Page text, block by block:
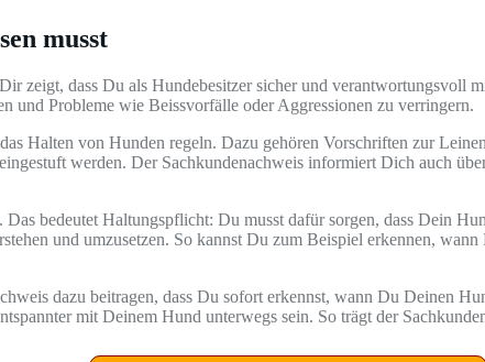
musst
zeigt, dass Du als Hundebesitzer sicher und verantwortungsvoll
und Probleme wie Beissvorfälle oder Aggressionen zu verringern.
Halten von Hunden regeln. Dazu gehören Vorschriften zur
werden. Der Sachkundenachweis informiert Dich auch
bedeutet Haltungspflicht: Du musst dafür sorgen, dass Dein
und umzusetzen. So kannst Du zum Beispiel erkennen,
dazu beitragen, dass Du sofort erkennst, wann Du Deinen
mit Deinem Hund unterwegs sein. So trägt der